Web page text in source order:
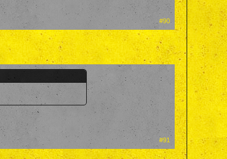
#90
#91